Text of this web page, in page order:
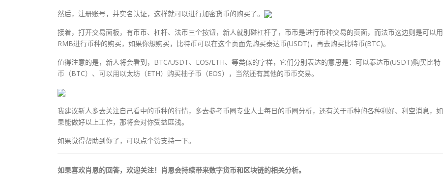
然后，注册账号，并实名认证，这样就可以进行加密货币的购买了。
接着，打开交易面板，有币币、杠杆、法币三个按钮，新人就别碰杠杆了，币币是进行币种交易的页面，而法币这边则是可以用
RMB进行币种的购买，如果你想购买，比特币可以在这个页面先购买泰达币(USDT)，再去购买比特币(BTC)。
值得注意的是，新人将会看到，BTC/USDT、EOS/ETH、等类似的字样，它们分别表达的意思是：可以泰达币(USDT)购买比特
币（BTC）、可以用以太坊（ETH）购买柚子币（EOS），当然还有其他的币币交易。
我建议新人多去关注自己看中的币种的行情，多去参考币圈专业人士每日的币圈分析，还有关于币种的各种利好、利空消息，如
果能做好以上工作，那将会对你受益匪浅。
如果觉得帮助到你了，可以点个赞支持一下。
如果喜欢肖恩的回答，欢迎关注！肖恩会持续带来数字货币和区块链的相关分析。